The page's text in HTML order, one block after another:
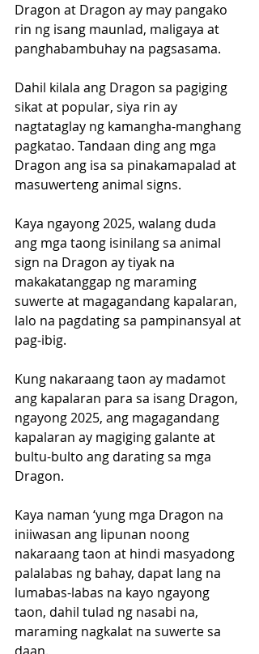
Dragon at Dragon ay may pangako
rin ng isang maunlad, maligaya at
panghabambuhay na pagsasama.
Dahil kilala ang Dragon sa pagiging
sikat at popular, siya rin ay
nagtataglay ng kamangha-manghang
pagkatao. Tandaan ding ang mga
Dragon ang isa sa pinakamapalad at
masuwerteng animal signs.
Kaya ngayong 2025, walang duda
ang mga taong isinilang sa animal
sign na Dragon ay tiyak na
makakatanggap ng maraming
suwerte at magagandang kapalaran,
lalo na pagdating sa pampinansyal at
pag-ibig.
Kung nakaraang taon ay madamot
ang kapalaran para sa isang Dragon,
ngayong 2025, ang magagandang
kapalaran ay magiging galante at
bultu-bulto ang darating sa mga
Dragon.
Kaya naman ‘yung mga Dragon na
iniiwasan ang lipunan noong
nakaraang taon at hindi masyadong
palalabas ng bahay, dapat lang na
lumabas-labas na kayo ngayong
taon, dahil tulad ng nasabi na,
maraming nagkalat na suwerte sa